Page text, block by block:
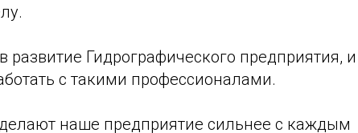
Гидрографического предприятия, и
с такими профессионалами.
наше предприятие сильнее с каждым